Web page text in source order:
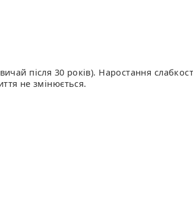
після 30 років). Наростання
не змінюється.